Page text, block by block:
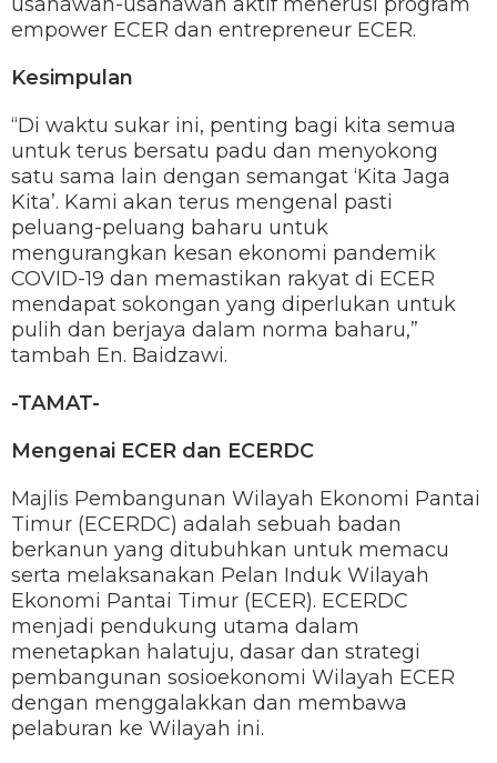
empower ECER dan entrepreneur ECER.
Kesimpulan
“Di waktu sukar ini, penting bagi kita semua
untuk terus bersatu padu dan menyokong
satu sama lain dengan semangat ‘Kita Jaga
Kita’. Kami akan terus mengenal pasti
peluang-peluang baharu untuk
mengurangkan kesan ekonomi pandemik
COVID-19 dan memastikan rakyat di ECER
mendapat sokongan yang diperlukan untuk
pulih dan berjaya dalam norma baharu,”
tambah En. Baidzawi.
-TAMAT-
Mengenai ECER dan ECERDC
Majlis Pembangunan Wilayah Ekonomi Pantai
Timur (ECERDC) adalah sebuah badan
berkanun yang ditubuhkan untuk memacu
serta melaksanakan Pelan Induk Wilayah
Ekonomi Pantai Timur (ECER). ECERDC
menjadi pendukung utama dalam
menetapkan halatuju, dasar dan strategi
pembangunan sosioekonomi Wilayah ECER
dengan menggalakkan dan membawa
pelaburan ke Wilayah ini.